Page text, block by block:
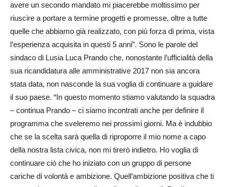
avere un secondo mandato mi piacerebbe moltissimo per
riuscire a portare a termine progetti e promesse, oltre a tutte
quelle che abbiamo già realizzato, con più forza di prima, vista
l’esperienza acquisita in questi 5 anni”. Sono le parole del
sindaco di Lusia Luca Prando che, nonostante l’ufficialità della
sua ricandidatura alle amministrative 2017 non sia ancora
stata data, non nasconde la sua voglia di continuare a guidare
il suo paese. “In questo momento stiamo valutando la squadra
– continua Prando – ci siamo incontrati anche per definire il
programma che sveleremo nei prossimi giorni. Ma è indubbio
che se la scelta sarà quella di riproporre il mio nome a capo
della nostra lista civica, non mi tirerò indietro. Ho voglia di
continuare ciò che ho iniziato con un gruppo di persone
cariche di volontà e ambizione. Quell’ambizione positiva che ti